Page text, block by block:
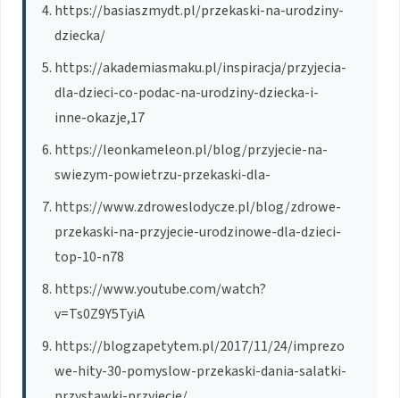
https://basiaszmydt.pl/przekaski-na-urodziny-
dziecka/
https://akademiasmaku.pl/inspiracja/przyjecia-
dla-dzieci-co-podac-na-urodziny-dziecka-i-
inne-okazje,17
https://leonkameleon.pl/blog/przyjecie-na-
swiezym-powietrzu-przekaski-dla-
https://www.zdroweslodycze.pl/blog/zdrowe-
przekaski-na-przyjecie-urodzinowe-dla-dzieci-
top-10-n78
https://www.youtube.com/watch?
v=Ts0Z9Y5TyiA
https://blogzapetytem.pl/2017/11/24/imprezo
we-hity-30-pomyslow-przekaski-dania-salatki-